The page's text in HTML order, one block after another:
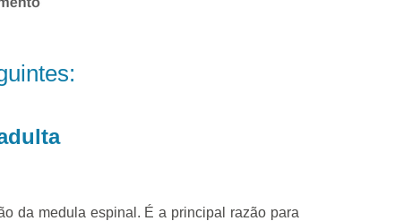
da medula espinal. É a principal razão para